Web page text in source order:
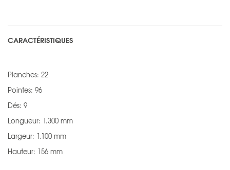
CARACTÉRISTIQUES
Planches: 22
Pointes: 96
Dés: 9
Longueur: 1.300 mm
Largeur: 1.100 mm
Hauteur: 156 mm